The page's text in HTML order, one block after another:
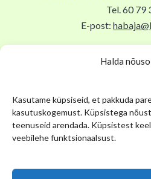
Halda
Kasutame küpsiseid, et pakkuda
kasutuskogemust. Küpsistega
teenuseid arendada. Küpsistest
veebilehe funktsionaalsust.
Tel. 60 79
E-post:
Raamatukogu avatud N,R 9-
Kuu viimane tööpäev suletud
Kose